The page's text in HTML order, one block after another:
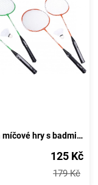
Sada na míčové hry s badmintonovou výstrojí o délce 64 centimetrů
125 Kč
179 Kč